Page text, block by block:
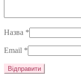
Назва *
Email *